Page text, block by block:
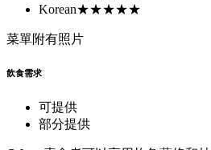
Korean★★★★★
菜單附有照片
飲食需求
可提供
部分提供